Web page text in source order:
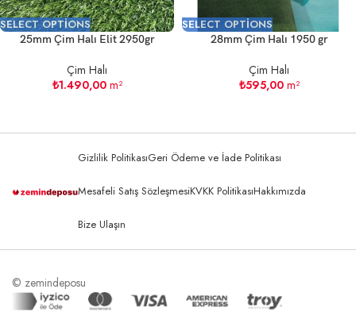
SELECT OPTIONS
25mm Çim Halı Elit 2950gr
Çim Halı
₺1.490,00m²
SELECT OPTIONS
28mm Çim Halı 1950 gr
Çim Halı
₺595,00m²
Gizlilik PolitikasıGeri Ödeme ve İade Politikası
Mesafeli Satış SözleşmesiKVKK PolitikasıHakkımızda
Bize Ulaşın
© zemindeposu